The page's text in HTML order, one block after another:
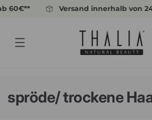
Direkt
zum
Versand innerhalb von 24h
K
spröde/ trockene